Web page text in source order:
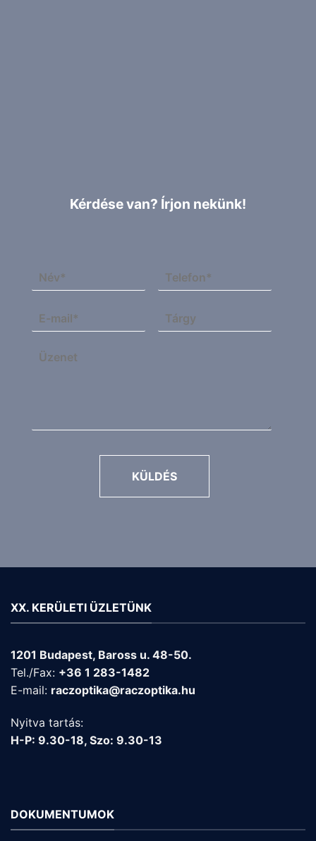
Kérdése van? Írjon nekünk!
KÜLDÉS
XX. KERÜLETI ÜZLETÜNK
1201 Budapest, Baross u. 48-50.
Tel./Fax: +36 1 283-1482
E-mail: raczoptika@raczoptika.hu
Nyitva tartás:
H-P: 9.30-18, Szo: 9.30-13
DOKUMENTUMOK